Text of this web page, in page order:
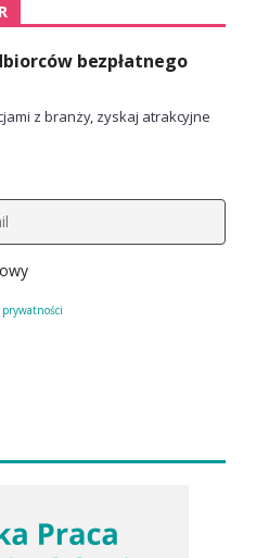
bezpłatnego
z branży, zyskaj atrakcyjne